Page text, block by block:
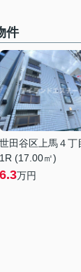
件
世田谷区上馬４丁
1R (17.00㎡)
6.3万円